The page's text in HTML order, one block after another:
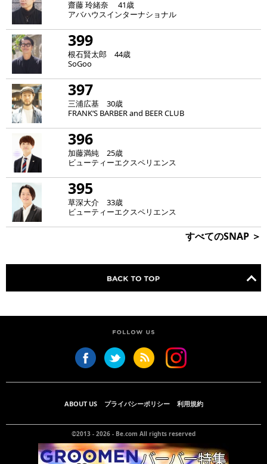
齋藤 玲緒奈 41歳
アバハウスインターナショナル
399
根石賢太郎 44歳
SoGoo
397
三浦広基 30歳
FRANK‘S BARBER and BEER CLUB
396
加藤満純 25歳
ビューティーエクスペリエンス
395
草深大介 33歳
ビューティーエクスペリエンス
すべてのSNAP ＞
ABOUT US プライバシーポリシー 利用規約
©2013 - 2026 - Be.com All rights reserved